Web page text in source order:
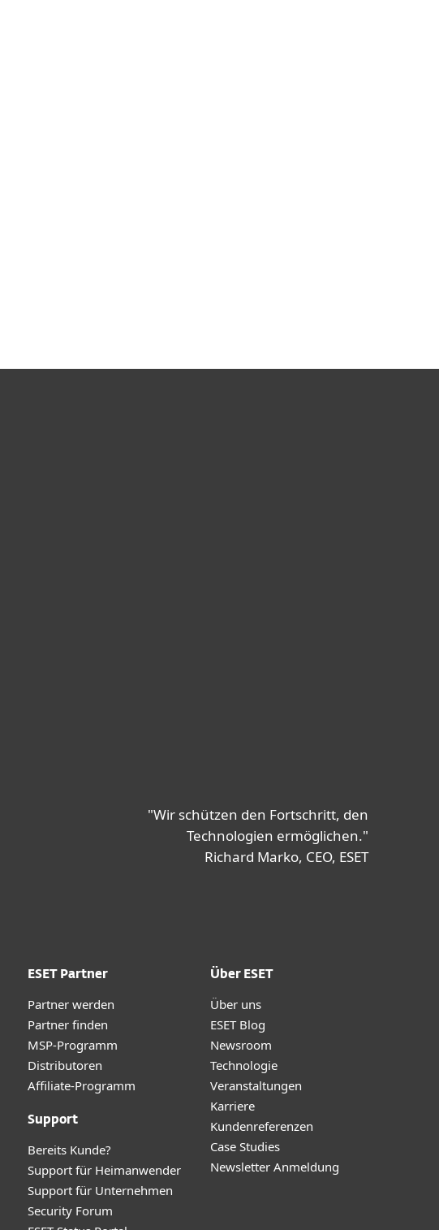
"Wir schützen den Fortschritt, den
Technologien ermöglichen."
Richard Marko, CEO, ESET
ESET Partner
Partner werden
Partner finden
MSP-Programm
Distributoren
Affiliate-Programm
Support
Bereits Kunde?
Support für Heimanwender
Support für Unternehmen
Security Forum
Über ESET
Über uns
ESET Blog
Newsroom
Technologie
Veranstaltungen
Karriere
Kundenreferenzen
Case Studies
Newsletter Anmeldung